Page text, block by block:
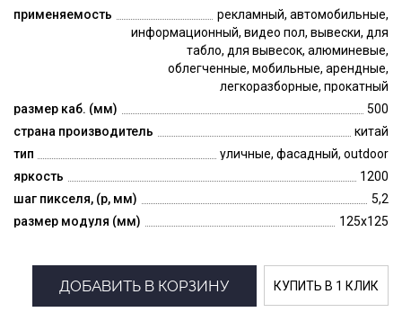
применяемость
рекламный, автомобильные,
информационный, видео пол, вывески, для
табло, для вывесок, алюминевые,
облегченные, мобильные, арендные,
легкоразборные, прокатный
размер каб. (мм)
500
страна производитель
китай
тип
уличные, фасадный, outdoor
яркость
1200
шаг пикселя, (p, мм)
5,2
размер модуля (мм)
125x125
ДОБАВИТЬ В КОРЗИНУ КУПИТЬ В 1 КЛИК